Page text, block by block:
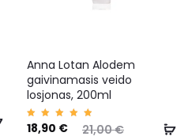
Anna Lotan Alodem
gaivinamasis veido
losjonas, 200ml
Įvertin
imas:
21,00€
18,90 €